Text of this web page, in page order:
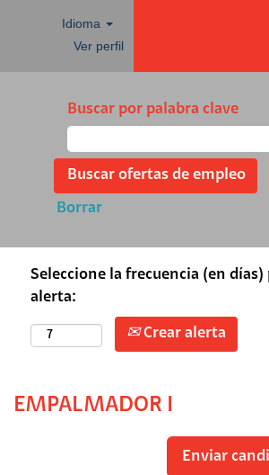
Idioma
Ver perfil
Buscar por palabra clave
Borrar
Seleccione la frecuencia (en
alerta:
Crear alerta
EMPALMADOR I
Enviar